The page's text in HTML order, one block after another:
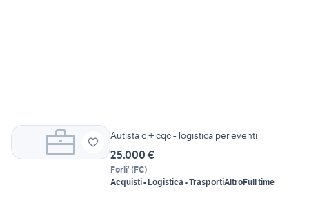
Autista c + cqc - logistica per eventi
25.000 €
Forli' (FC)
Acquisti - Logistica - TrasportiAltroFull time